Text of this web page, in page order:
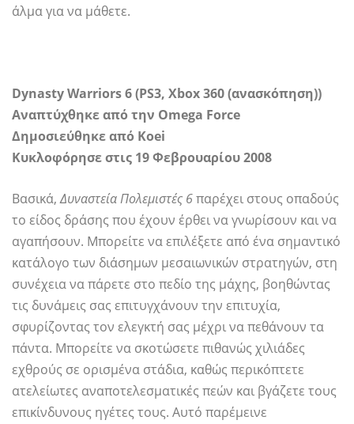
άλμα για να μάθετε.
Dynasty Warriors 6 (PS3, Xbox 360 (ανασκόπηση))
Αναπτύχθηκε από την Omega Force
Δημοσιεύθηκε από Koei
Κυκλοφόρησε στις 19 Φεβρουαρίου 2008
Βασικά,Δυναστεία Πολεμιστές 6παρέχει στους οπαδούς
το είδος δράσης που έχουν έρθει να γνωρίσουν και να
αγαπήσουν. Μπορείτε να επιλέξετε από ένα σημαντικό
κατάλογο των διάσημων μεσαιωνικών στρατηγών, στη
συνέχεια να πάρετε στο πεδίο της μάχης, βοηθώντας
τις δυνάμεις σας επιτυγχάνουν την επιτυχία,
σφυρίζοντας τον ελεγκτή σας μέχρι να πεθάνουν τα
πάντα. Μπορείτε να σκοτώσετε πιθανώς χιλιάδες
εχθρούς σε ορισμένα στάδια, καθώς περικόπτετε
ατελείωτες αναποτελεσματικές πεών και βγάζετε τους
επικίνδυνους ηγέτες τους. Αυτό παρέμεινε